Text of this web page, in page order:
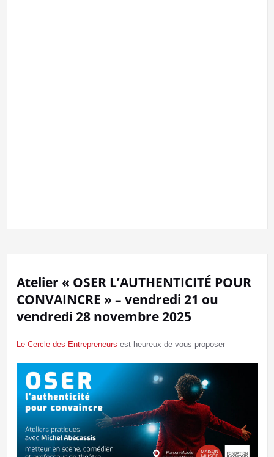
Atelier « OSER L’AUTHENTICITÉ POUR
CONVAINCRE » – vendredi 21 ou
vendredi 28 novembre 2025
Le Cercle des Entrepreneurs est heureux de vous proposer